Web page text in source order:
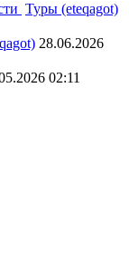
Туры (eteqagot)
28.06.2026
02:11